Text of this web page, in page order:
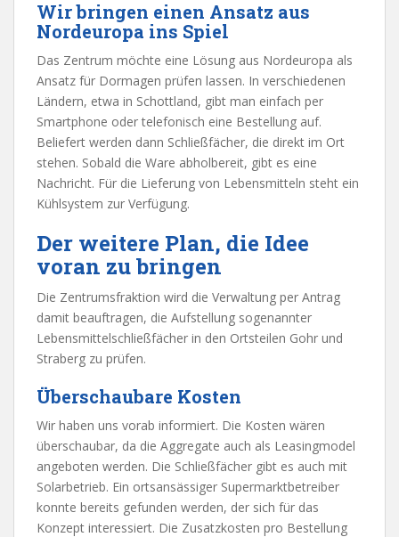
Wir bringen einen Ansatz aus
Nordeuropa ins Spiel
Das Zentrum möchte eine Lösung aus Nordeuropa als
Ansatz für Dormagen prüfen lassen. In verschiedenen
Ländern, etwa in Schottland, gibt man einfach per
Smartphone oder telefonisch eine Bestellung auf.
Beliefert werden dann Schließfächer, die direkt im Ort
stehen. Sobald die Ware abholbereit, gibt es eine
Nachricht. Für die Lieferung von Lebensmitteln steht ein
Kühlsystem zur Verfügung.
Der weitere Plan, die Idee
voran zu bringen
Die Zentrumsfraktion wird die Verwaltung per Antrag
damit beauftragen, die Aufstellung sogenannter
Lebensmittelschließfächer in den Ortsteilen Gohr und
Straberg zu prüfen.
Überschaubare Kosten
Wir haben uns vorab informiert. Die Kosten wären
überschaubar, da die Aggregate auch als Leasingmodel
angeboten werden. Die Schließfächer gibt es auch mit
Solarbetrieb. Ein ortsansässiger Supermarktbetreiber
konnte bereits gefunden werden, der sich für das
Konzept interessiert. Die Zusatzkosten pro Bestellung